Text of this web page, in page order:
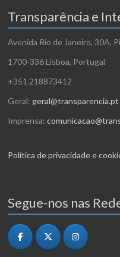
Transparência e
Avenida Rio de Janeiro, 30A,
1700-336 Lisboa, Portugal
+351 218873412
Geral: geral@transparencia.pt
Imprensa:
Política de privacidade e
Segue-nos nas